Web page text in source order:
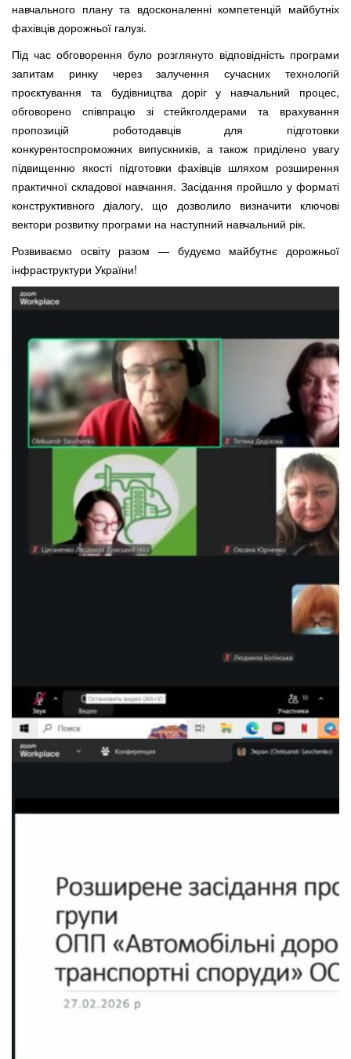
навчального плану та вдосконаленні компетенцій майбутніх
фахівців дорожньої галузі.
Під час обговорення було розглянуто відповідність програми
запитам ринку через залучення сучасних технологій
проєктування та будівництва доріг у навчальний процес,
обговорено співпрацю зі стейкголдерами та врахування
пропозицій роботодавців для підготовки
конкурентоспроможних випускників, а також приділено увагу
підвищенню якості підготовки фахівців шляхом розширення
практичної складової навчання. Засідання пройшло у форматі
конструктивного діалогу, що дозволило визначити ключові
вектори розвитку програми на наступний навчальний рік.
Розвиваємо освіту разом — будуємо майбутнє дорожньої
інфраструктури України!